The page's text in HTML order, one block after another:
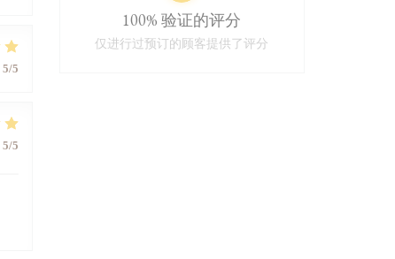
5/5
5/5
100% 验证的评分
仅进行过预订的顾客提供了评分